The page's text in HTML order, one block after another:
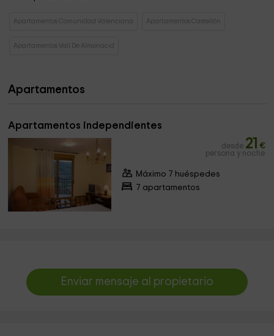
Apartamentos Comunidad Valenciana Apartamentos Castellón
Apartamentos Vall De Almonacid
Apartamentos
Apartamentos independientes
desde 21 €
persona y noche
Máximo 7 huéspedes
7 apartamentos
Enviar mensaje al propietario